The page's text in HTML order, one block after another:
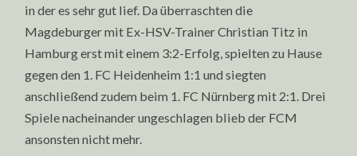
in der es sehr gut lief. Da überraschten die
Magdeburger mit Ex-HSV-Trainer Christian Titz in
Hamburg erst mit einem 3:2-Erfolg, spielten zu Hause
gegen den 1. FC Heidenheim 1:1 und siegten
anschließend zudem beim 1. FC Nürnberg mit 2:1. Drei
Spiele nacheinander ungeschlagen blieb der FCM
ansonsten nicht mehr.